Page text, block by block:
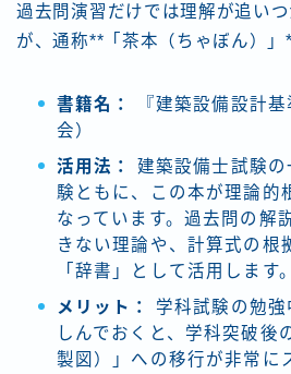
過去問演習だけでは理解が追い
が、通称**「茶本（ちゃぼん）」
書籍名：
『建築設備設計
会）
活用法：
建築設備士試験
験ともに、この本が理論的
なっています。過去問の解
きない理論や、計算式の根
「辞書」として活用します。
メリット：
学科試験の勉
しんでおくと、学科突破後
製図）」への移行が非常に